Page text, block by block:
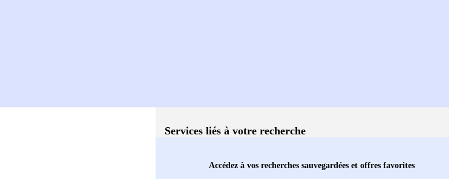
Services liés à votre recherche
Accédez à vos recherches sauvegardées et offres favorites